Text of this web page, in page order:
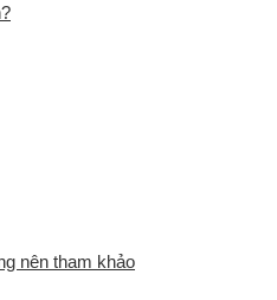
nên tham khảo